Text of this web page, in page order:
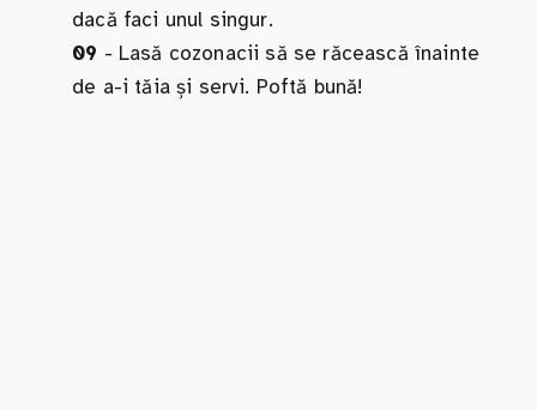
dacă faci unul singur.
09 - Lasă cozonacii să se răcească înainte
de a-i tăia și servi. Poftă bună!